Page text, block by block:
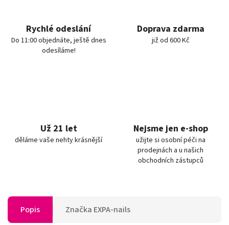
Rychlé odeslání
Do 11:00 objednáte, ještě dnes
odesíláme!
Doprava zdarma
již od 600 Kč
Už 21 let
děláme vaše nehty krásnější
Nejsme jen e-shop
užijte si osobní péči na
prodejnách a u našich
obchodních zástupců
Popis Značka EXPA-nails